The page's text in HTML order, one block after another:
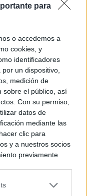
para
o accedemos a
cookies, y
identificadores
un dispositivo,
medición de
sobre el público, así
Con su permiso,
datos de
mediante las
clic para
y a nuestros socios
previamente
que algún